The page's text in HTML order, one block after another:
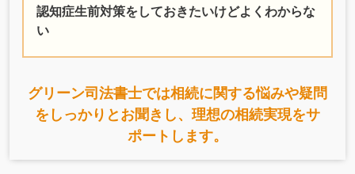
認知症生前対策をしておきたいけどよくわからな
い
グリーン司法書士では相続に関する悩みや疑問
をしっかりとお聞きし、理想の相続実現をサ
ポートします。